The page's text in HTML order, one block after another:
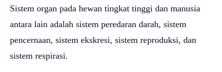
Sistem organ pada hewan tingkat tinggi dan manusia
antara lain adalah sistem peredaran darah, sistem
pencernaan, sistem ekskresi, sistem reproduksi, dan
sistem respirasi.